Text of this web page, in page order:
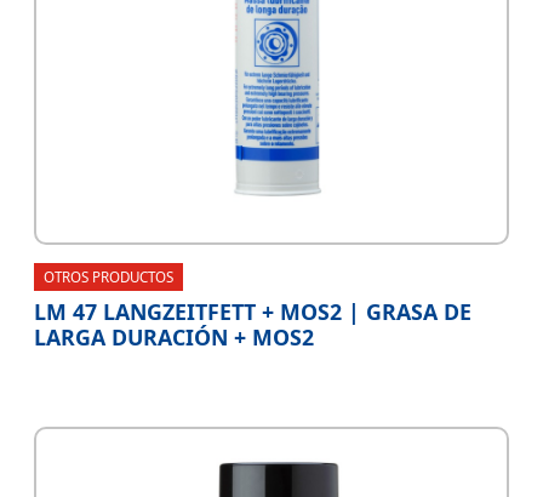
OTROS PRODUCTOS
LM 47 LANGZEITFETT + MOS2 | GRASA DE
LARGA DURACIÓN + MOS2